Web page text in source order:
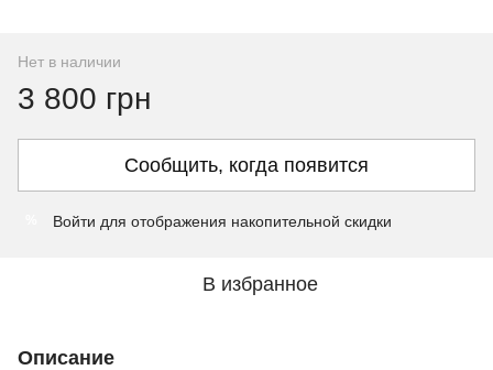
Нет в наличии
3 800 грн
Сообщить, когда появится
Войти для отображения накопительной скидки
В избранное
Описание